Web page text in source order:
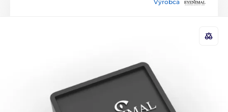
Výrobca